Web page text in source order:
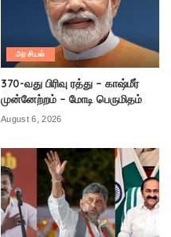
அரசியல்
370-வது பிரிவு ரத்து – காஷ்மீர்
முன்னேற்றம் – மோடி பெருமிதம்
August 6, 2026